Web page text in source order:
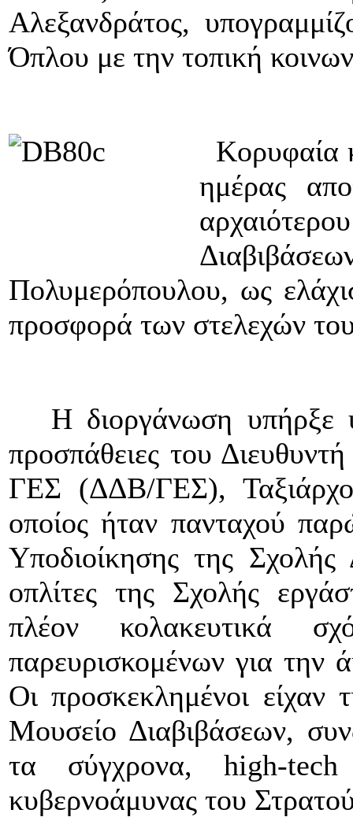
Αλεξανδράτος,
Όπλου με την τοπική
Κορυφαία
ημέρας
Πολυμερόπουλου, ως
προσφορά των στελεχών
Η διοργάνωση υπήρξε
προσπάθειες του
ΓΕΣ (ΔΔΒ/ΓΕΣ),
οποίος ήταν πανταχού
Υποδιοίκησης της
οπλίτες της Σχολής
πλέον κολακευτικά
παρευρισκομένων για την
Οι προσκεκλημένοι είχαν
Μουσείο Διαβιβάσεων,
τα σύγχρονα, high-tech
κυβερνοάμυνας του